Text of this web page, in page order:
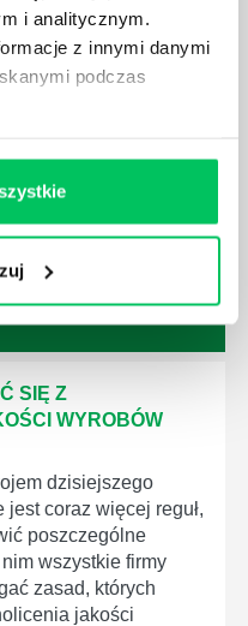
i analitycznym.
z innymi danymi
podczas
Jak wygląda
Na te pytania
SIĘ Z
WYROBÓW
dzisiejszego
coraz więcej reguł,
poszczególne
wszystkie firmy
zasad, których
jakości